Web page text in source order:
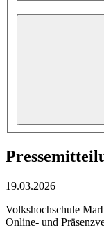
19.03.2026
Volkshochschule
Online- und